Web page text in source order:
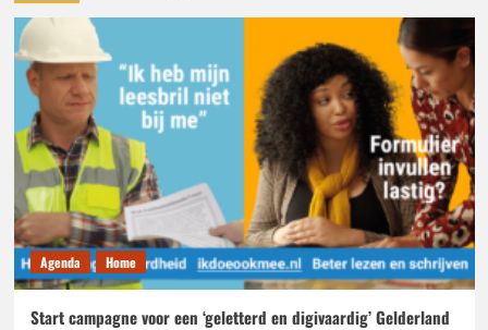
Arnhem
goed
begaanbaar
Agenda Home
Start campagne voor een ‘geletterd en digivaardig’ Gelderland